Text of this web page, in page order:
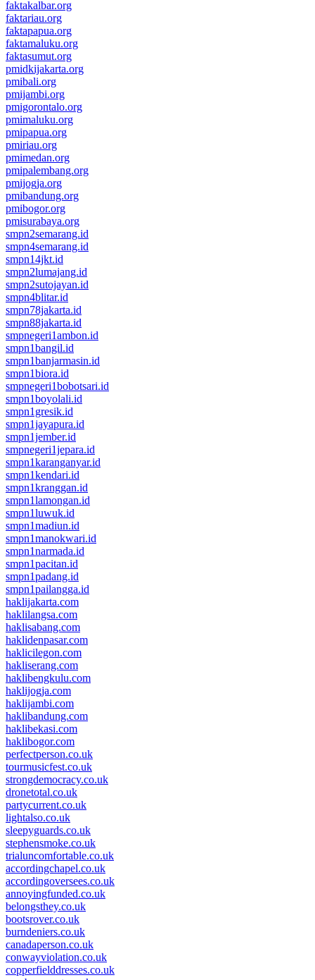
faktakalbar.org
faktariau.org
faktapapua.org
faktamaluku.org
faktasumut.org
pmidkijakarta.org
pmibali.org
pmijambi.org
pmigorontalo.org
pmimaluku.org
pmipapua.org
pmiriau.org
pmimedan.org
pmipalembang.org
pmijogja.org
pmibandung.org
pmibogor.org
pmisurabaya.org
smpn2semarang.id
smpn4semarang.id
smpn14jkt.id
smpn2lumajang.id
smpn2sutojayan.id
smpn4blitar.id
smpn78jakarta.id
smpn88jakarta.id
smpnegeri1ambon.id
smpn1bangil.id
smpn1banjarmasin.id
smpn1biora.id
smpnegeri1bobotsari.id
smpn1boyolali.id
smpn1gresik.id
smpn1jayapura.id
smpn1jember.id
smpnegeri1jepara.id
smpn1karanganyar.id
smpn1kendari.id
smpn1kranggan.id
smpn1lamongan.id
smpn1luwuk.id
smpn1madiun.id
smpn1manokwari.id
smpn1narmada.id
smpn1pacitan.id
smpn1padang.id
smpn1pailangga.id
haklijakarta.com
haklilangsa.com
haklisabang.com
haklidenpasar.com
haklicilegon.com
hakliserang.com
haklibengkulu.com
haklijogja.com
haklijambi.com
haklibandung.com
haklibekasi.com
haklibogor.com
perfectperson.co.uk
tourmusicfest.co.uk
strongdemocracy.co.uk
dronetotal.co.uk
partycurrent.co.uk
lightalso.co.uk
sleepyguards.co.uk
stephensmoke.co.uk
trialuncomfortable.co.uk
accordingchapel.co.uk
accordingoversees.co.uk
annoyingfunded.co.uk
belongsthey.co.uk
bootsrover.co.uk
burndeniers.co.uk
canadaperson.co.uk
conwayviolation.co.uk
copperfielddresses.co.uk